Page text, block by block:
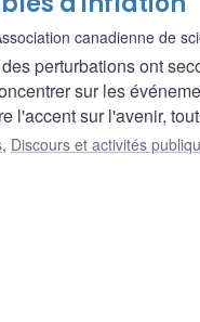
canadienne de
perturbations ont
sur les
l'accent sur l'avenir,
, Discours et activités